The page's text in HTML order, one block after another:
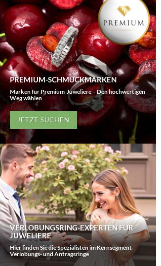
PREMIUM-SCHMUCKMARKEN
Marken für Premium-Juweliere – Den hochwertigen
Weg wählen
JETZT SUCHEN
VERLOBUNGSRING-EXPERTEN FÜR
JUWELIERE
Hier finden Sie die Spezialisten im Kernsegment
Verlobungs- und Antragsringe